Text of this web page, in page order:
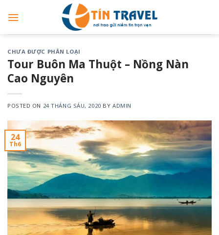
CHƯA ĐƯỢC PHÂN LOẠI
Tour Buôn Ma Thuột – Nồng Nàn
Cao Nguyên
POSTED ON 24 THÁNG SÁU, 2020 BY ADMIN
24
Th6